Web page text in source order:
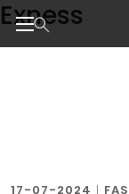
Skip
to
the
Exness
17-07-2024 |